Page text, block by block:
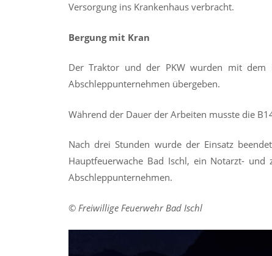
Versorgung ins Krankenhaus verbracht.
Bergung mit Kran
Der Traktor und der PKW wurden mit dem
Abschleppunternehmen übergeben.
Während der Dauer der Arbeiten musste die
Nach drei Stunden wurde der Einsatz
Hauptfeuerwache Bad Ischl, ein Notarzt-
Abschleppunternehmen.
© Freiwillige Feuerwehr Bad Ischl